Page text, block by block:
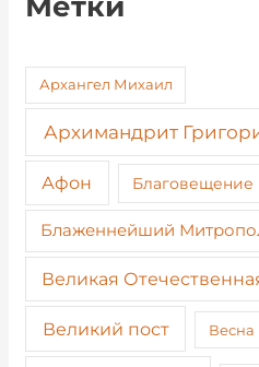
Архангел Михаил
Архимандрит
Афон Благовещение
Блаженнейший
Великая
Великий пост Весна